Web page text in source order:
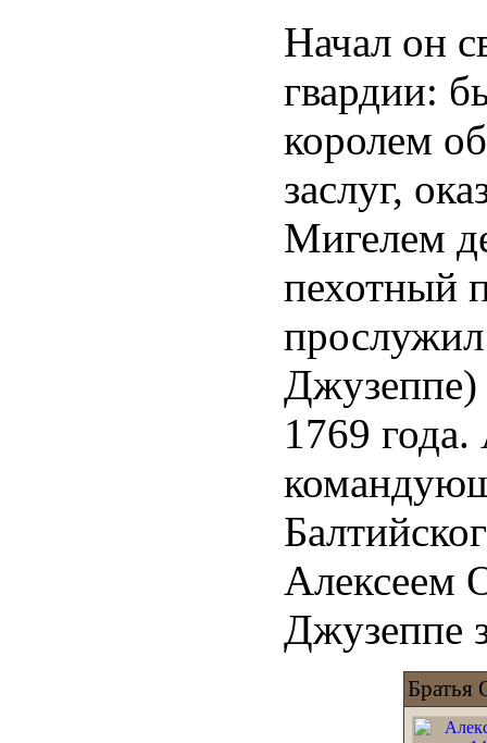
Начал он
гвардии:
королем
заслуг,
Мигелем
пехотный
Джузеппе)
1769
Алексеем
Джузеппе
Братья